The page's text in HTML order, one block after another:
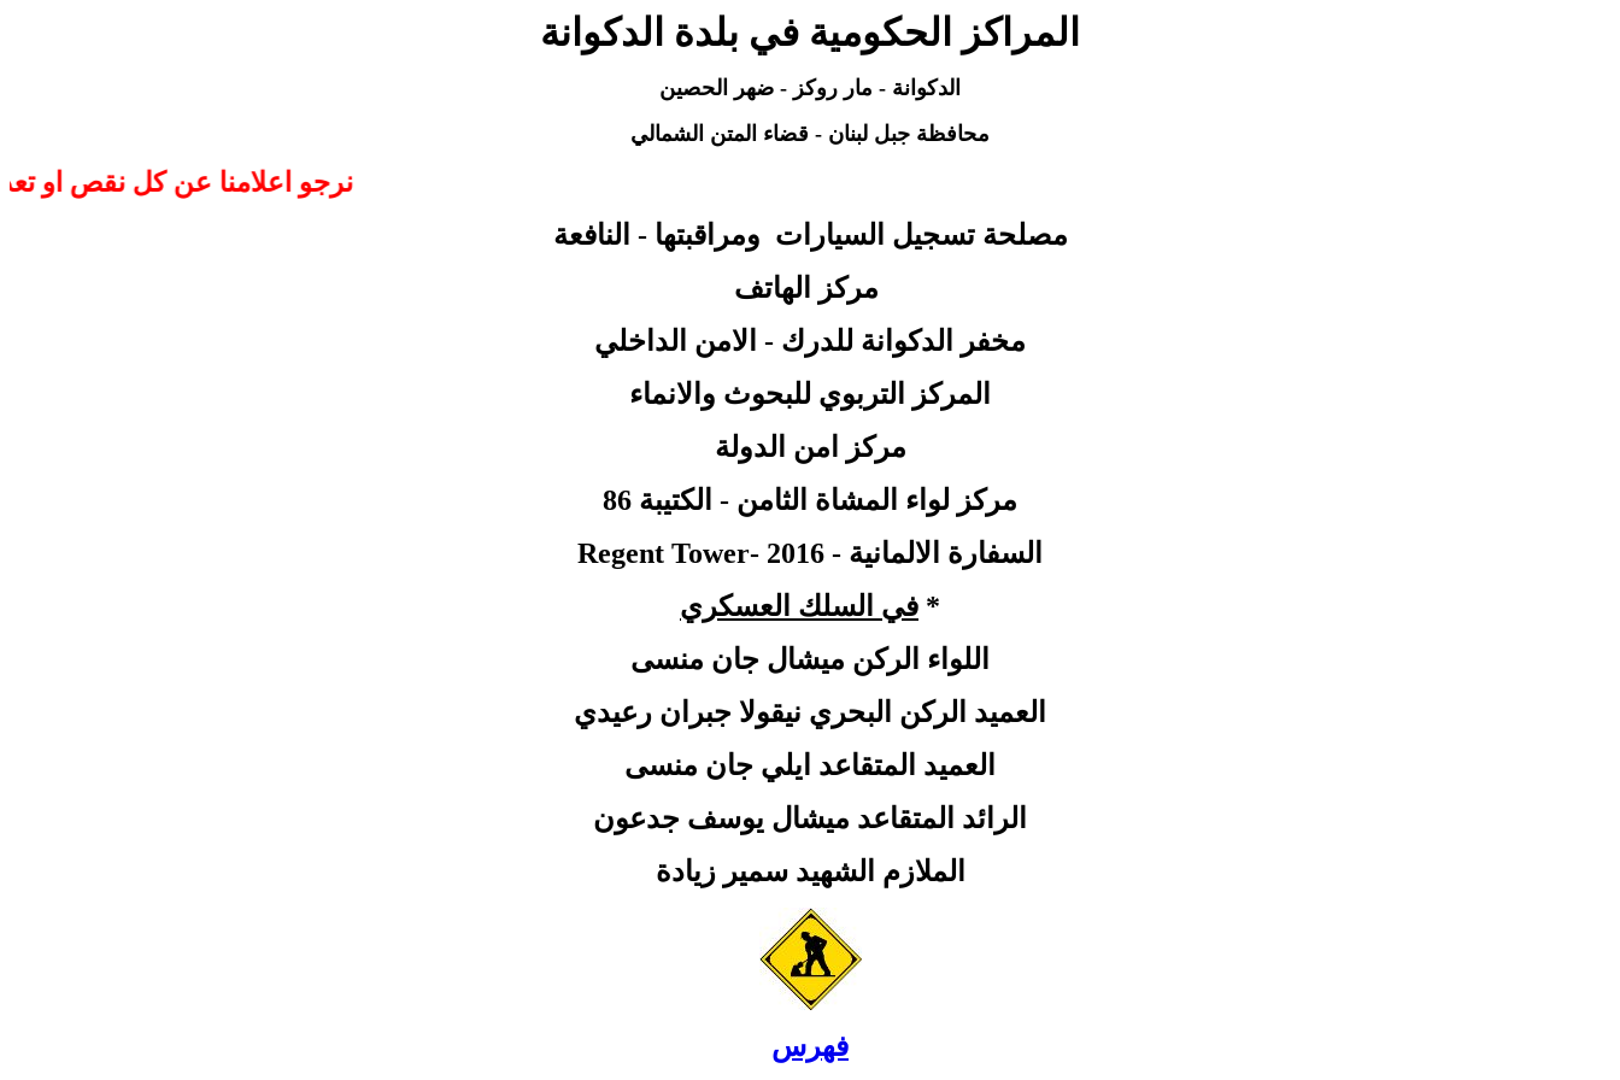
المراكز الحكومية في بلدة الدكوانة
الدكوانة - مار روكز - ضهر الحصين
محافظة جبل لبنان - قضاء المتن الشمالي
نرجو اعلامنا عن كل نقص او
مصلحة تسجيل السيارات ومراقبتها - النافعة
مخفر الدكوانة للدرك - الامن الداخلي
المركز التربوي للبحوث والانماء
مركز امن الدولة
مركز لواء المشاة الثامن - الكتيبة 86
السفارة الالمانية - 2016
-Regent Tower
في السلك العسكري *
اللواء الركن ميشال جان منسى
العميد الركن البحري نيقولا جبران رعيدي
العميد المتقاعد ايلي جان منسى
الرائد المتقاعد ميشال يوسف جدعون
الملازم الشهيد سمير زيادة
فهرس